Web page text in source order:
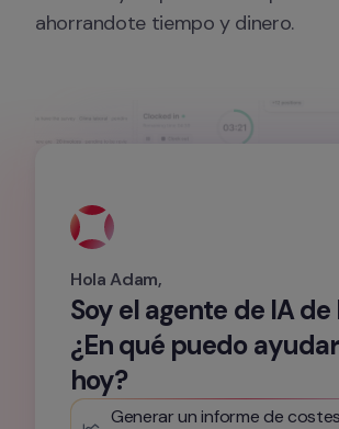
ahorrandote tiempo y dinero.
Hola Adam,
Soy el agente de IA de
¿En qué puedo
hoy?
Generar un informe de